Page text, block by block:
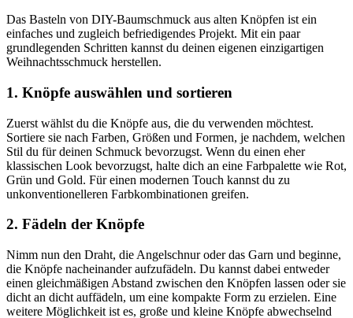
Das Basteln von DIY-Baumschmuck aus alten Knöpfen ist ein
einfaches und zugleich befriedigendes Projekt. Mit ein paar
grundlegenden Schritten kannst du deinen eigenen einzigartigen
Weihnachtsschmuck herstellen.
1. Knöpfe auswählen und sortieren
Zuerst wählst du die Knöpfe aus, die du verwenden möchtest.
Sortiere sie nach Farben, Größen und Formen, je nachdem, welchen
Stil du für deinen Schmuck bevorzugst. Wenn du einen eher
klassischen Look bevorzugst, halte dich an eine Farbpalette wie Rot,
Grün und Gold. Für einen modernen Touch kannst du zu
unkonventionelleren Farbkombinationen greifen.
2. Fädeln der Knöpfe
Nimm nun den Draht, die Angelschnur oder das Garn und beginne,
die Knöpfe nacheinander aufzufädeln. Du kannst dabei entweder
einen gleichmäßigen Abstand zwischen den Knöpfen lassen oder sie
dicht an dicht auffädeln, um eine kompakte Form zu erzielen. Eine
weitere Möglichkeit ist es, große und kleine Knöpfe abwechselnd